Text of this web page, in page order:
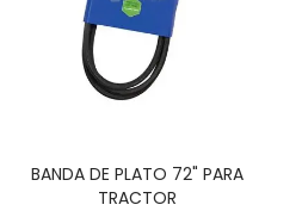
AÑADIR AL CARRITO
BANDA DE PLATO 72" PARA
TRACTOR